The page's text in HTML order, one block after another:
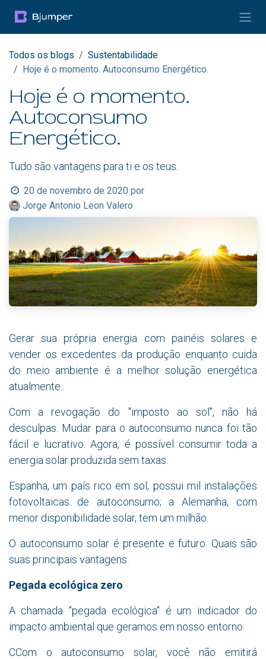
Todos os blogs
Sustentabilidade
Hoje é o momento. Autoconsumo Energético.
Hoje é o momento.
Autoconsumo
Energético.
Tudo são vantagens para ti e os teus.
20 de novembro de 2020 por
Jorge Antonio Leon Valero
Gerar sua própria energia com painéis solares e
vender os excedentes da produção enquanto cuida
do meio ambiente é a melhor solução energética
atualmente..
Com a revogação do "imposto ao sol", não há
desculpas. Mudar para o autoconsumo nunca foi tão
fácil e lucrativo. Agora, é possível consumir toda a
energia solar produzida sem taxas.
Espanha, um país rico em sol, possui mil instalações
fotovoltaicas de autoconsumo; a Alemanha, com
menor disponibilidade solar, tem um milhão.
O autoconsumo solar é presente e futuro. Quais são
suas principais vantagens:
Pegada ecológica zero
A chamada "pegada ecológica" é um indicador do
impacto ambiental que geramos em nosso entorno.
CCom o autoconsumo solar, você não emitirá